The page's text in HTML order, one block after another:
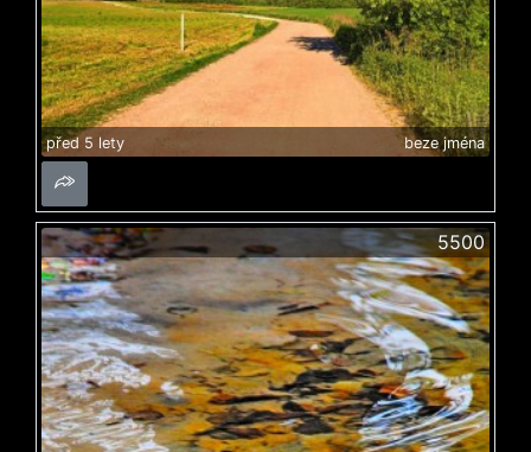
před 5 lety beze jména
5500